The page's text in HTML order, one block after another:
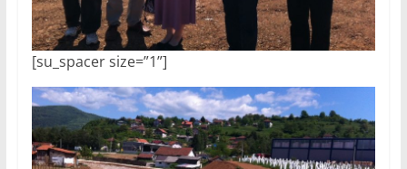
[su_spacer size=”1”]